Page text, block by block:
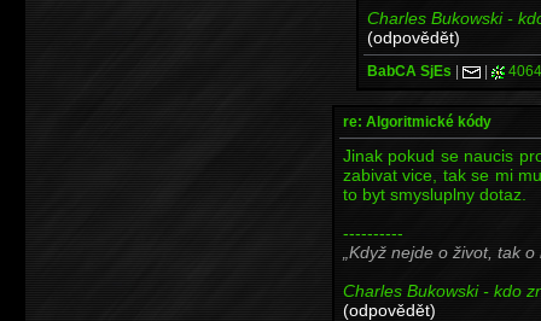
Charles Bukowski -
(odpovědět)
BabCA SjEs | |
re: Algoritmické kódy
Jinak pokud se naucis
zabivat vice, tak se mi
to byt smysluplny dotaz.
----------
Když nejde o život, tak o
Charles Bukowski - kdo
(odpovědět)